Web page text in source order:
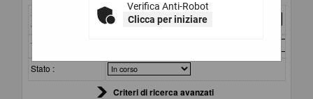
Verifica Anti-Robot
Clicca per iniziare
Stazione
appaltante :
Titolo :
Stato :
Criteri di ricerca avanzati